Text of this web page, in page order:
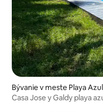
Bývanie v meste Playa Azul
Casa Jose y Galdy playa